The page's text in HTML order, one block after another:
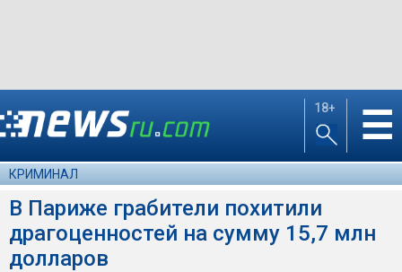
18+ ☰
КРИМИНАЛ
В Париже грабители похитили
драгоценностей на сумму 15,7 млн
долларов